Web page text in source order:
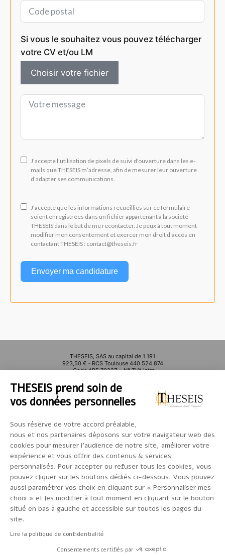
Si vous le souhaitez vous pouvez télécharger
votre CV et/ou LM
Choisir votre fichier
J’accepte l’utilisation de pixels de suivi d'ouverture dans les e-
mails que THESEIS m’adresse, afin de mesurer leur ouverture
d’adapter ses communications.
J’accepte que les informations recueillies sur ce formulaire
soient enregistrées dans un fichier appartenant à la société
THESEIS dans le but de me recontacter. Je peux à tout moment
modifier mon consentement et exercer mon droit d'accès en
contactant THESEIS : contact@theseis.fr
Envoyer ma candidature
THESEIS, SAS au capital de 1 191
923,50 € - RCS Toulouse 440 524 874
– Code APE 7022Z – N° TVA intra-
Société de courtage en Assurances –
Courtier en opérations de banque et
services de paiement – enregistré
auprès de l’ORIAS sous le numéro
contrôlable(s) par l’Autorité de
Contrôle Prudentiel et de Résolution
(ACPR) adresse courrier : 4 Place de
Budapest CS 92459 - 75436 Paris
Cedex 09 - Conseil en investissement
financier, adhérent à l’Anacofi-CIF
Marchés Financiers (AMF), adresse
courrier : 17 Place de la Bourse 75082
souscrite auprès de MMA IARD sous le
n° 127109893 au 14 boulevard Marie et
Alexandre OYON – 72030 LE MANS.
Garantie financière immobilière
Michelet CS 30051 – 92076 PARIS LA
Transaction sur immeubles et fonds de
commerce » avec détention de fonds
THESEIS prend soin de
vos données personnelles
Sous réserve de votre accord préalable,
nous et nos partenaires déposons sur votre navigateur web des
cookies pour mesurer l’audience de notre site, améliorer votre
expérience et vous offrir des contenus & services
personnalisés. Pour accepter ou refuser tous les cookies, vous
pouvez cliquer sur les boutons dédiés ci-dessous. Vous pouvez
aussi paramétrer vos choix en cliquant sur « Personnaliser mes
choix » et les modifier à tout moment en cliquant sur le bouton
situé en bas à gauche et accessible sur toutes les pages du
site.
Lire la politique de confidentialité
Consentements certifiés par